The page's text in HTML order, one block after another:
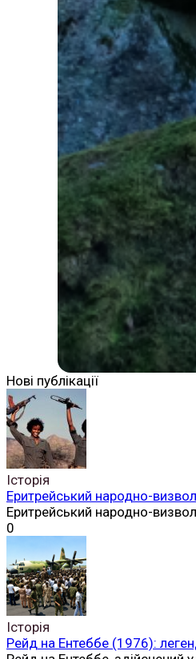
Нові публікації
Історія
Еритрейський народно-
Еритрейський народно-
0
Історія
Рейд на Ентеббе (1976):